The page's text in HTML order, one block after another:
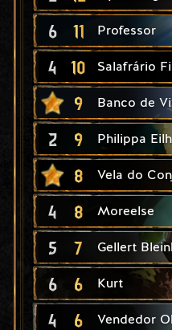
6 11 Professor
4 10 Salafrário
9 Banco de
2 9 Philippa
8 Vela do
4 8 Moreelse
5 7 Gellert
6 6 Kurt
4 6 Vendedor